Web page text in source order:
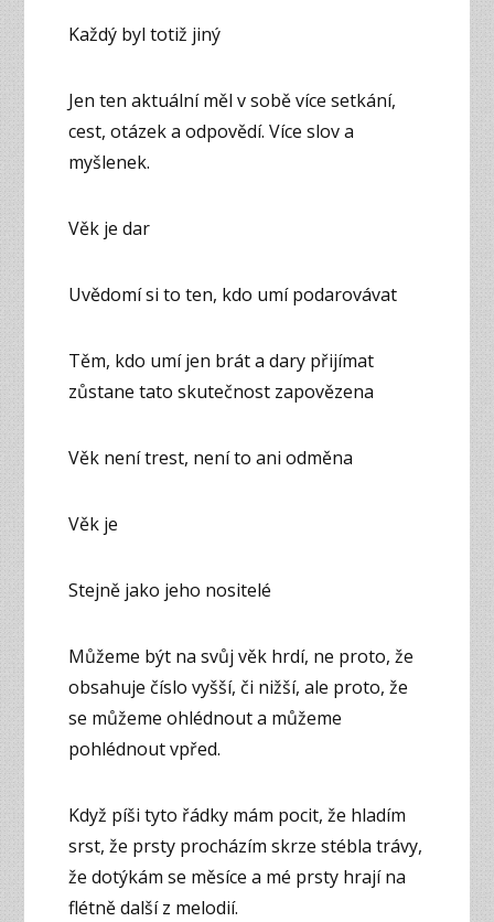
Každý byl totiž jiný
Jen ten aktuální měl v sobě více setkání,
cest, otázek a odpovědí. Více slov a
myšlenek.
Věk je dar
Uvědomí si to ten, kdo umí podarovávat
Těm, kdo umí jen brát a dary přijímat
zůstane tato skutečnost zapovězena
Věk není trest, není to ani odměna
Věk je
Stejně jako jeho nositelé
Můžeme být na svůj věk hrdí, ne proto, že
obsahuje číslo vyšší, či nižší, ale proto, že
se můžeme ohlédnout a můžeme
pohlédnout vpřed.
Když píši tyto řádky mám pocit, že hladím
srst, že prsty procházím skrze stébla trávy,
že dotýkám se měsíce a mé prsty hrají na
flétně další z melodií.